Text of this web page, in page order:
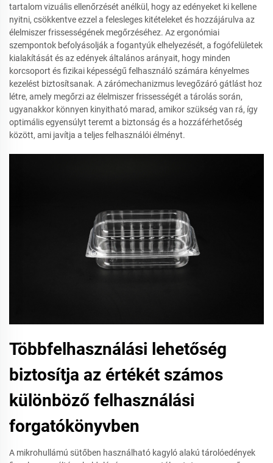
tartalom vizuális ellenőrzését anélkül, hogy az edényeket ki kellene
nyitni, csökkentve ezzel a felesleges kitételeket és hozzájárulva az
élelmiszer frissességének megőrzéséhez. Az ergonómiai
szempontok befolyásolják a fogantyúk elhelyezését, a fogófelületek
kialakítását és az edények általános arányait, hogy minden
korcsoport és fizikai képességű felhasználó számára kényelmes
kezelést biztosítsanak. A zárómechanizmus levegőzáró gátlást hoz
létre, amely megőrzi az élelmiszer frissességét a tárolás során,
ugyanakkor könnyen kinyitható marad, amikor szükség van rá, így
optimális egyensúlyt teremt a biztonság és a hozzáférhetőség
között, ami javítja a teljes felhasználói élményt.
Többfelhasználási lehetőség
biztosítja az értékét számos
különböző felhasználási
forgatókönyvben
A mikrohullámú sütőben használható kagyló alakú tárolóedények